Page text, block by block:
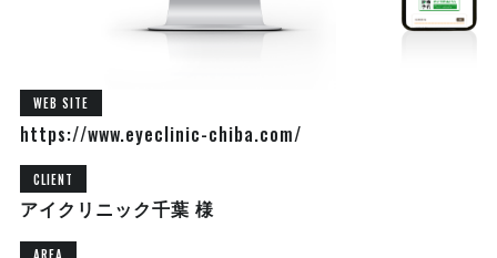
WEB SITE
https://www.eyeclinic-chiba.com/
CLIENT
アイクリニック千葉 様